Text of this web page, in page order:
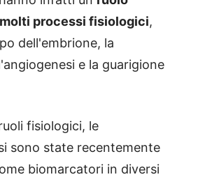
processi fisiologici,
dell'embrione, la
e la guarigione
fisiologici, le
sono state recentemente
biomarcatori in diversi